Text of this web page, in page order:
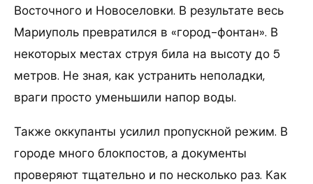
Восточного и Новоселовки. В результате весь
Мариуполь превратился в «город-фонтан». В
некоторых местах струя била на высоту до 5
метров. Не зная, как устранить неполадки,
враги просто уменьшили напор воды.
Также оккупанты усилил пропускной режим. В
городе много блокпостов, а документы
проверяют тщательно и по несколько раз. Как